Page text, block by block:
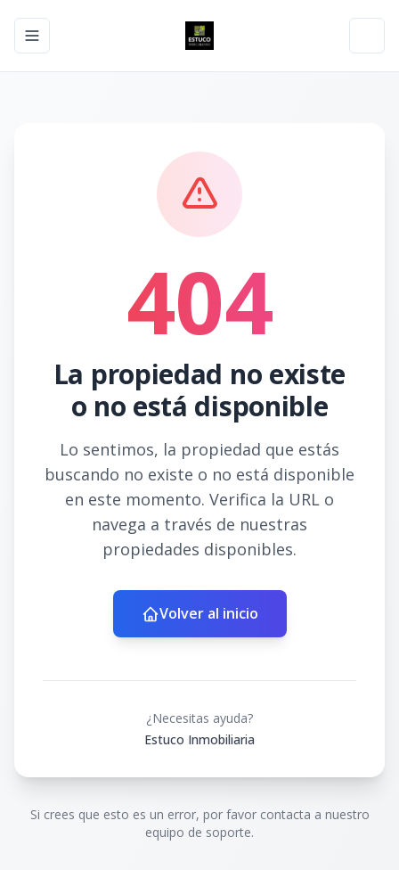
Toggle navigation menu
404
La propiedad no existe
o no está disponible
Lo sentimos, la propiedad que estás
buscando no existe o no está disponible
en este momento. Verifica la URL o
navega a través de nuestras
propiedades disponibles.
Volver al inicio
¿Necesitas ayuda?
Estuco Inmobiliaria
Si crees que esto es un error, por favor contacta a nuestro
equipo de soporte.